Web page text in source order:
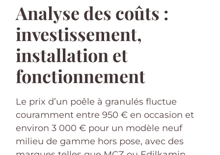
Analyse des coûts :
investissement,
installation et
fonctionnement
Le prix d’un poêle à granulés fluctue
couramment entre 950 € en occasion et
environ 3 000 € pour un modèle neuf
milieu de gamme hors pose, avec des